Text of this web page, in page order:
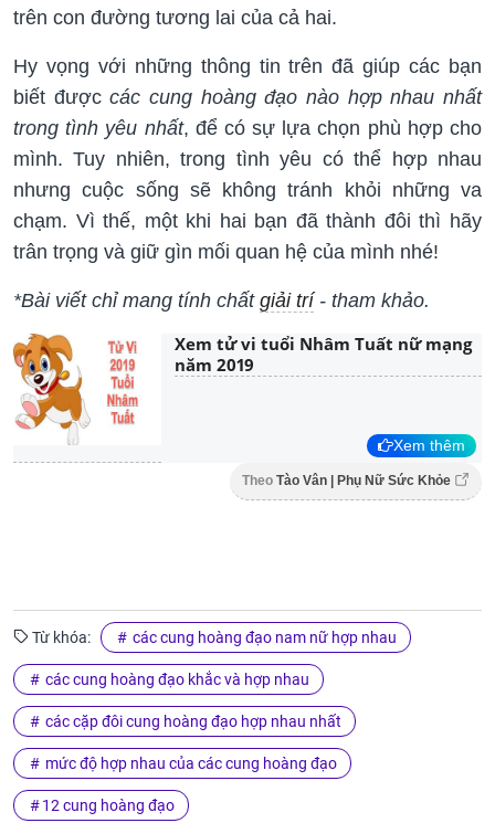
trên con đường tương lai của cả hai.
Hy vọng với những thông tin trên đã giúp các bạn
biết đượccác cung hoàng đạo nào hợp nhau nhất
trong tình yêu nhất, để có sự lựa chọn phù hợp cho
mình. Tuy nhiên, trong tình yêu có thể hợp nhau
nhưng cuộc sống sẽ không tránh khỏi những va
chạm. Vì thế, một khi hai bạn đã thành đôi thì hãy
trân trọng và giữ gìn mối quan hệ của mình nhé!
*Bài viết chỉ mang tính chất giải trí- tham khảo.
Xem tử vi tuổi Nhâm Tuất nữ mạng
năm 2019
Xem thêm
Theo Tào Vân | Phụ Nữ Sức Khỏe
Từ khóa: các cung hoàng đạo nam nữ hợp nhau
các cung hoàng đạo khắc và hợp nhau
các cặp đôi cung hoàng đạo hợp nhau nhất
mức độ hợp nhau của các cung hoàng đạo
12 cung hoàng đạo